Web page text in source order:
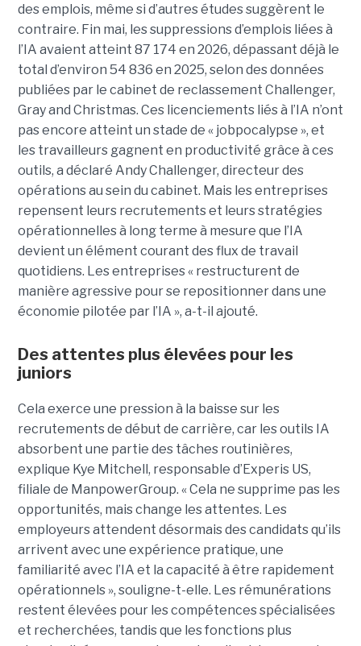
des emplois, même si d’autres études suggèrent le
contraire. Fin mai, les suppressions d’emplois liées à
l’IA avaient atteint 87 174 en 2026, dépassant déjà le
total d’environ 54 836 en 2025, selon des données
publiées par le cabinet de reclassement Challenger,
Gray and Christmas. Ces licenciements liés à l’IA n’ont
pas encore atteint un stade de « jobpocalypse », et
les travailleurs gagnent en productivité grâce à ces
outils, a déclaré Andy Challenger, directeur des
opérations au sein du cabinet. Mais les entreprises
repensent leurs recrutements et leurs stratégies
opérationnelles à long terme à mesure que l’IA
devient un élément courant des flux de travail
quotidiens. Les entreprises « restructurent de
manière agressive pour se repositionner dans une
économie pilotée par l’IA », a-t-il ajouté.
Des attentes plus élevées pour les
juniors
Cela exerce une pression à la baisse sur les
recrutements de début de carrière, car les outils IA
absorbent une partie des tâches routinières,
explique Kye Mitchell, responsable d’Experis US,
filiale de ManpowerGroup. « Cela ne supprime pas les
opportunités, mais change les attentes. Les
employeurs attendent désormais des candidats qu’ils
arrivent avec une expérience pratique, une
familiarité avec l’IA et la capacité à être rapidement
opérationnels », souligne-t-elle. Les rémunérations
restent élevées pour les compétences spécialisées
et recherchées, tandis que les fonctions plus